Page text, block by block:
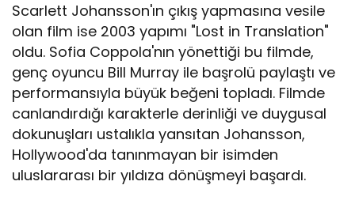
Scarlett Johansson'ın çıkış yapmasına vesile
olan film ise 2003 yapımı "Lost in Translation"
oldu. Sofia Coppola'nın yönettiği bu filmde,
genç oyuncu Bill Murray ile başrolü paylaştı ve
performansıyla büyük beğeni topladı. Filmde
canlandırdığı karakterle derinliği ve duygusal
dokunuşları ustalıkla yansıtan Johansson,
Hollywood'da tanınmayan bir isimden
uluslararası bir yıldıza dönüşmeyi başardı.